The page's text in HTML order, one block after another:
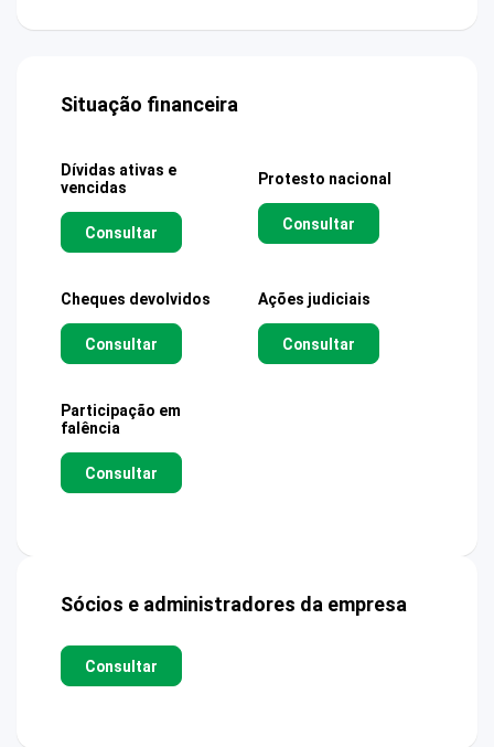
Situação financeira
Dívidas ativas e
vencidas
Consultar
Protesto nacional
Consultar
Cheques devolvidos
Consultar
Ações judiciais
Consultar
Participação em
falência
Consultar
Sócios e administradores da empresa
Consultar